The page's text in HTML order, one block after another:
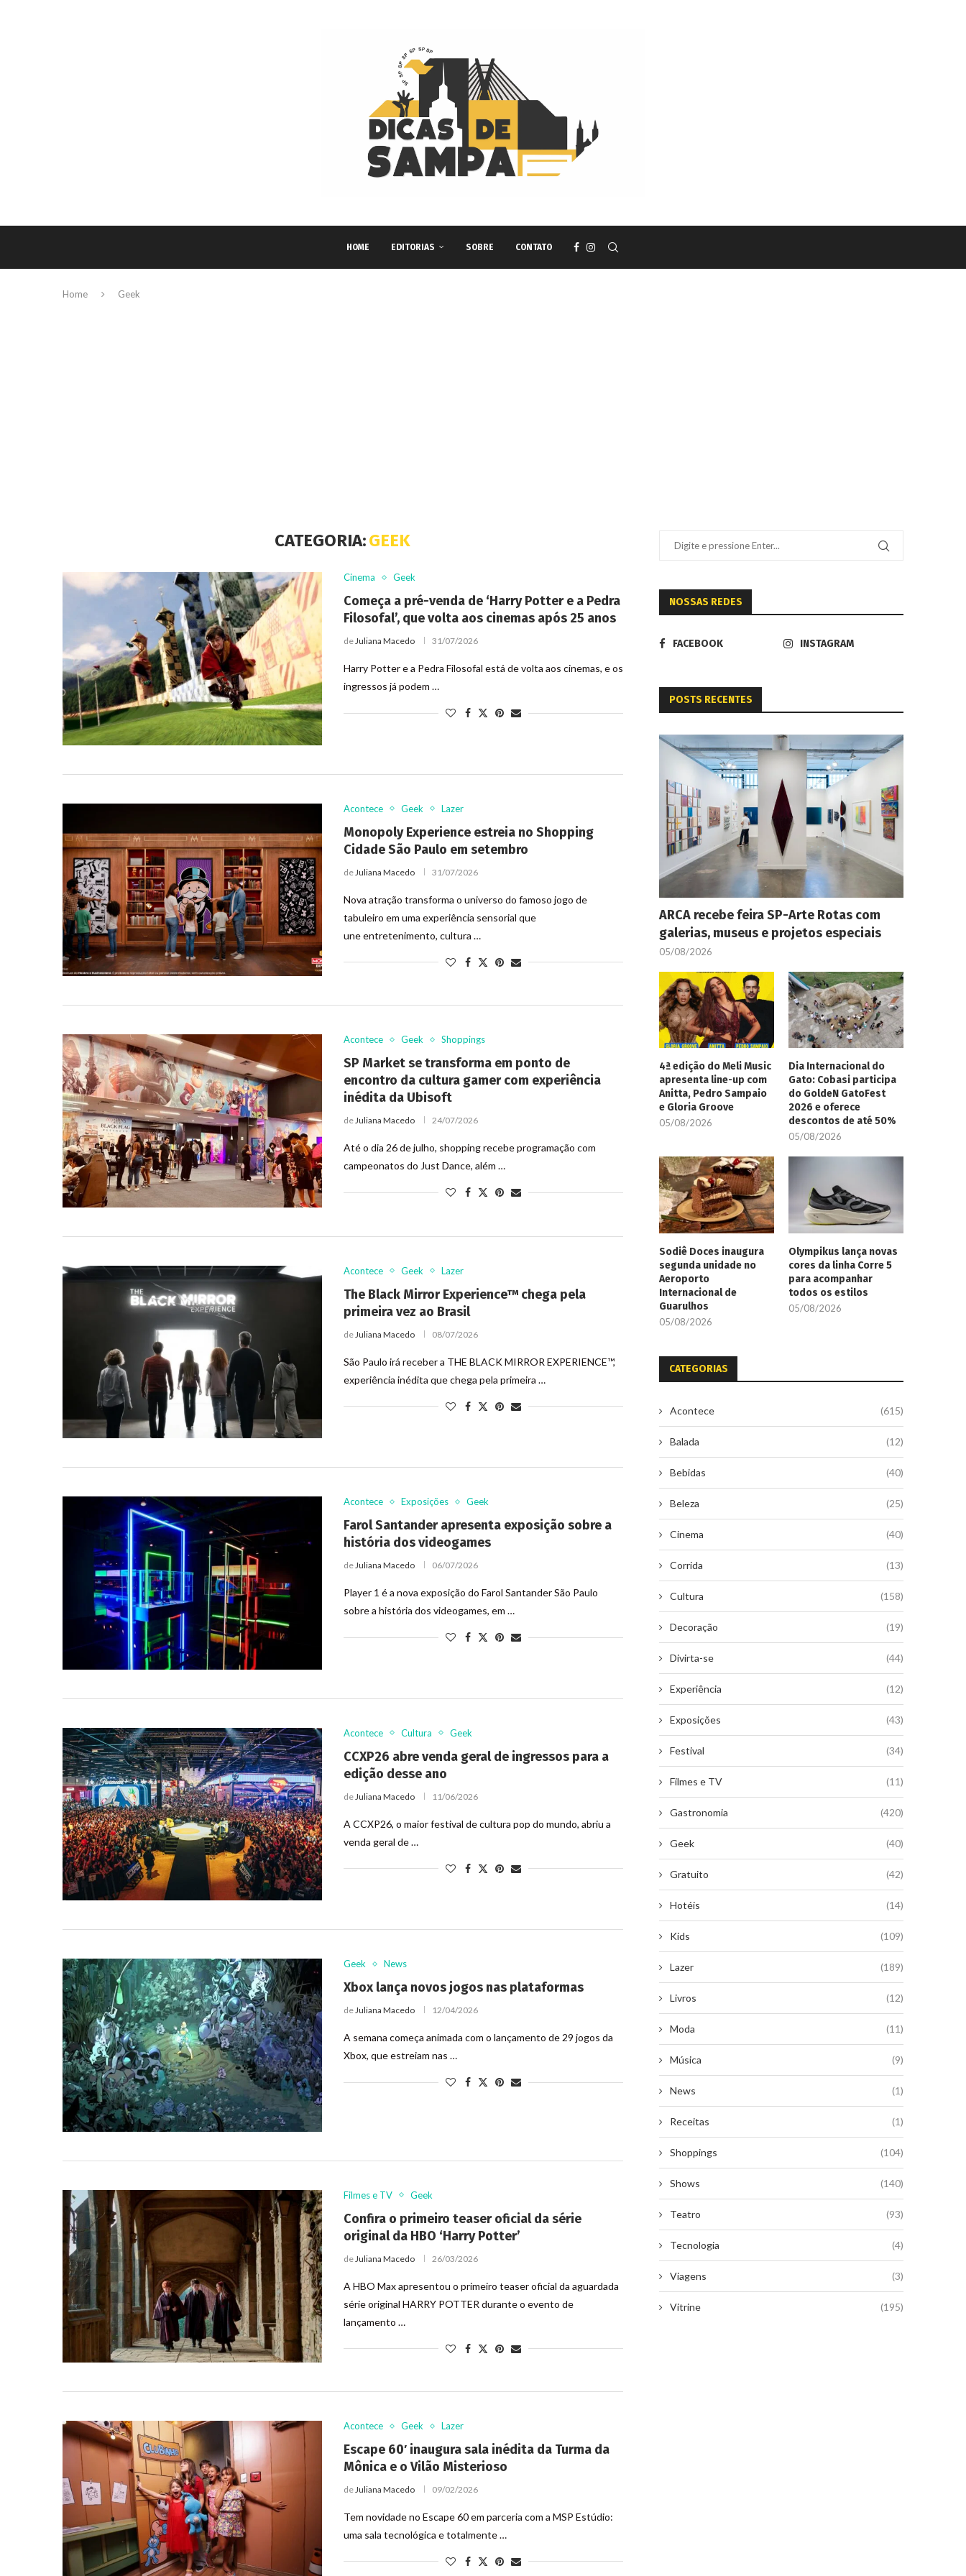
HOME EDITORIAS SOBRE CONTATO
Home Geek
CATEGORIA:GEEK
Cinema Geek
Começa a pré-venda de ‘Harry Potter e a Pedra
Filosofal’, que volta aos cinemas após 25 anos
deJuliana Macedo 31/07/2026
Harry Potter e a Pedra Filosofal está de volta aos cinemas, e os
ingressos já podem …
Acontece Geek Lazer
Monopoly Experience estreia no Shopping
Cidade São Paulo em setembro
de Juliana Macedo 31/07/2026
Nova atração transforma o universo do famoso jogo de
tabuleiro em uma experiência sensorial que
une entretenimento, cultura …
Acontece Geek Shoppings
SP Market se transforma em ponto de
encontro da cultura gamer com experiência
inédita da Ubisoft
deJuliana Macedo 24/07/2026
Até o dia 26 de julho, shopping recebe programação com
campeonatos do Just Dance, além …
Acontece Geek Lazer
The Black Mirror Experience™ chega pela
primeira vez ao Brasil
de Juliana Macedo 08/07/2026
São Paulo irá receber a THE BLACK MIRROR EXPERIENCE™,
experiência inédita que chega pela primeira …
Acontece Exposições Geek
Farol Santander apresenta exposição sobre a
história dos videogames
deJuliana Macedo 06/07/2026
Player 1 é a nova exposição do Farol Santander São Paulo
sobre a história dos videogames, em …
Acontece Cultura Geek
CCXP26 abre venda geral de ingressos para a
edição desse ano
de Juliana Macedo 11/06/2026
A CCXP26, o maior festival de cultura pop do mundo, abriu a
venda geral de …
Geek News
Xbox lança novos jogos nas plataformas
deJuliana Macedo 12/04/2026
A semana começa animada com o lançamento de 29 jogos da
Xbox, que estreiam nas …
Filmes e TV Geek
Confira o primeiro teaser oficial da série
original da HBO ‘Harry Potter’
de Juliana Macedo 26/03/2026
A HBO Max apresentou o primeiro teaser oficial da aguardada
série original HARRY POTTER durante o evento de
lançamento …
Acontece Geek Lazer
Escape 60′ inaugura sala inédita da Turma da
Mônica e o Vilão Misterioso
deJuliana Macedo 09/02/2026
Tem novidade no Escape 60 em parceria com a MSP Estúdio:
uma sala tecnológica e totalmente …
NOSSAS REDES
FACEBOOK INSTAGRAM
POSTS RECENTES
ARCA recebe feira SP-Arte Rotas com
galerias, museus e projetos especiais
05/08/2026
4ª edição do Meli Music
apresenta line-up com
Anitta, Pedro Sampaio
e Gloria Groove
05/08/2026
Dia Internacional do
Gato: Cobasi participa
do GoldeN GatoFest
2026 e oferece
descontos de até 50%
05/08/2026
Sodiê Doces inaugura
segunda unidade no
Aeroporto
Internacional de
Guarulhos
05/08/2026
Olympikus lança novas
cores da linha Corre 5
para acompanhar
todos os estilos
05/08/2026
CATEGORIAS
Acontece (615)
Balada (12)
Bebidas (40)
Beleza (25)
Cinema (40)
Corrida (13)
Cultura (158)
Decoração (19)
Divirta-se (44)
Experiência (12)
Exposições (43)
Festival (34)
Filmes e TV (11)
Gastronomia (420)
Geek (40)
Gratuito (42)
Hotéis (14)
Kids (109)
Lazer (189)
Livros (12)
Moda (11)
Música (9)
News (1)
Receitas (1)
Shoppings (104)
Shows (140)
Teatro (93)
Tecnologia (4)
Viagens (3)
Vitrine (195)